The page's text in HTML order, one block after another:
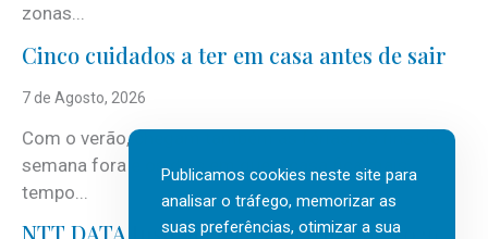
zonas...
Cinco cuidados a ter em casa antes de sair
7 de Agosto, 2026
Com o verão, chegam também as férias, os fins-de-
semana fora e os dias em que a casa fica mais
tempo...
Publicamos cookies neste site para
analisar o tráfego, memorizar as
suas preferências, otimizar a sua